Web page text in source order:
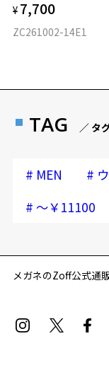
¥ 7,700
ZC261002-14E1
TAG ／ タ
# MEN #
# ～￥11100
メガネのZoff公式通